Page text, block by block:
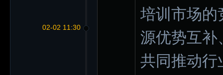
02-02 11:30
培训市场的
源优势互补
共同推动行